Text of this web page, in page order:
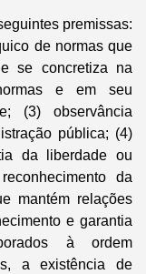
premissas:
de normas que
se concretiza na
e em seu
(3) observância
pública; (4)
da liberdade ou
da
mantém relações
e garantia
à ordem
a existência de